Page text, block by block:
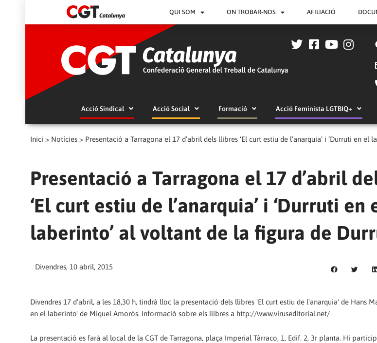
QUI SOM ON TROBAR-NOS AFILIACIÓ
Acció Sindical Acció Social Formació Acció Feminista LGTBIQ+
Inici > Notícies > Presentació a Tarragona el 17 d’abril dels llibres ‘El curt estiu de l’anarquia’ i ‘Durruti en
Presentació a Tarragona el 17 d’abril
‘El curt estiu de l’anarquia’ i ‘Durruti en
laberinto’ al voltant de la figura de
Divendres, 10 abril, 2015
Divendres 17 d'abril, a les 18,30 h, tindrà lloc la presentació dels llibres 'El curt estiu de l'anarquia' de Hans
en el laberinto' de Miquel Amorós. Informació sobre els llibres a http://www.viruseditorial.net/
La presentació es farà al local de la CGT de Tarragona, plaça Imperial Tàrraco, 1, Edif. 2, 3r planta. Hi